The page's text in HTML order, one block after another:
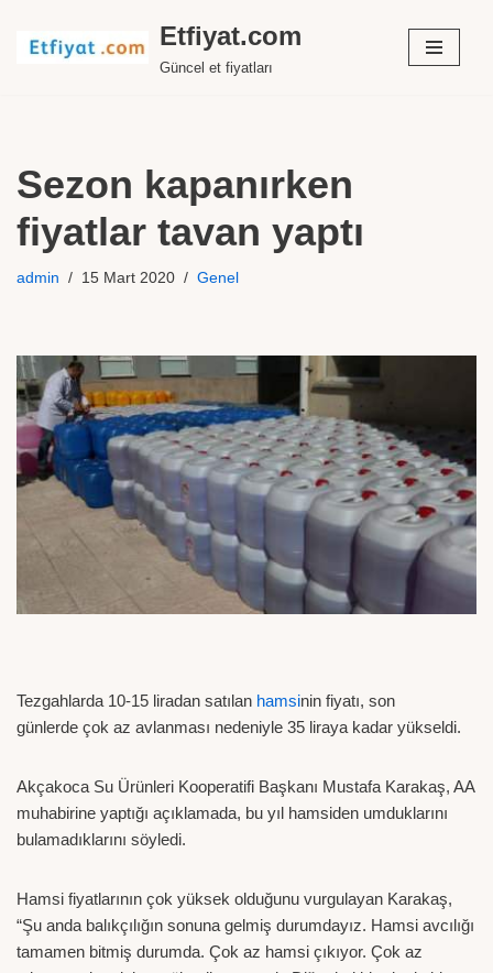
İçeriğe
Etfiyat.com
Güncel et fiyatları
Sezon kapanırken
fiyatlar tavan yaptı
admin 15 Mart 2020 Genel
Tezgahlarda 10-15 liradan satılan hamsinin fiyatı, son
günlerde çok az avlanması nedeniyle 35 liraya kadar yükseldi.
Akçakoca Su Ürünleri Kooperatifi Başkanı Mustafa Karakaş, AA
muhabirine yaptığı açıklamada, bu yıl hamsiden umduklarını
bulamadıklarını söyledi.
Hamsi fiyatlarının çok yüksek olduğunu vurgulayan Karakaş,
“Şu anda balıkçılığın sonuna gelmiş durumdayız. Hamsi avcılığı
tamamen bitmiş durumda. Çok az hamsi çıkıyor. Çok az